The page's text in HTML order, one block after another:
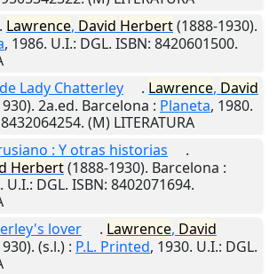
. Lawrence, David Herbert(1888-1930).
, 1986. U.I.: DGL. ISBN: 8420601500.
Lady Chatterley
. Lawrence, David
2a.ed. Barcelona : Planeta, 1980.
(M) LITERATURA
: Y otras historias
.
Herbert(1888-1930). Barcelona :
. U.I.: DGL. ISBN: 8402071694.
lover
. Lawrence, David
(s.l.) : P.L. Printed, 1930. U.I.: DGL.